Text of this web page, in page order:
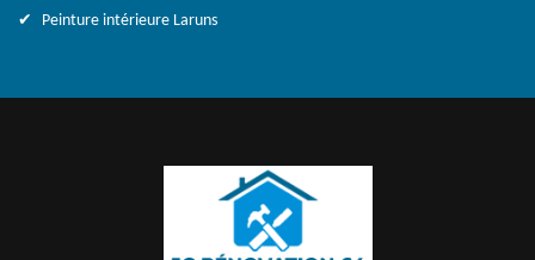
Peinture intérieure Laruns